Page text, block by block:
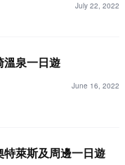
July 22, 2022
溫泉一日遊
June 16, 2022
特萊斯及周邊一日遊